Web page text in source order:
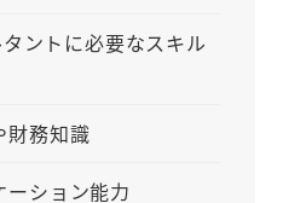
ントに必要なスキル
財務知識
ーション能力